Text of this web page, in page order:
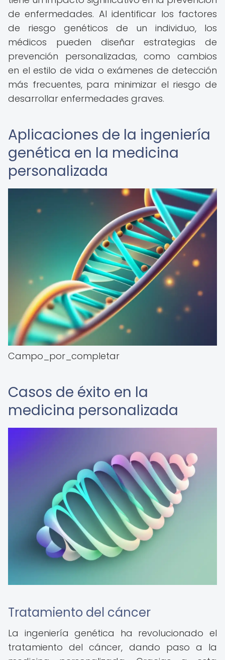
de enfermedades. Al identificar los factores
de riesgo genéticos de un individuo, los
médicos pueden diseñar estrategias de
prevención personalizadas, como cambios
en el estilo de vida o exámenes de detección
más frecuentes, para minimizar el riesgo de
desarrollar enfermedades graves.
Aplicaciones de la ingeniería
genética en la medicina
personalizada
Campo_por_completar
Casos de éxito en la
medicina personalizada
Tratamiento del cáncer
La ingeniería genética ha revolucionado el
tratamiento del cáncer, dando paso a la